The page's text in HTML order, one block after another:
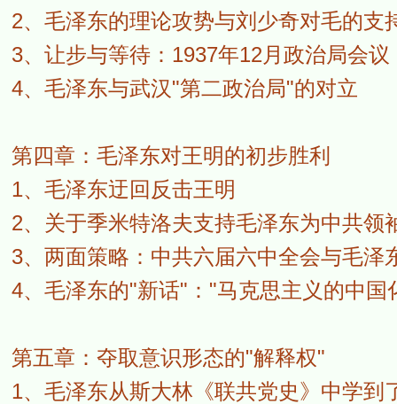
2、毛泽东的理论攻势与刘少奇对毛的支
3、让步与等待：1937年12月政治局会议
4、毛泽东与武汉"第二政治局"的对立
第四章：毛泽东对王明的初步胜利
1、毛泽东迂回反击王明
2、关于季米特洛夫支持毛泽东为中共领
3、两面策略：中共六届六中全会与毛泽
4、毛泽东的"新话"："马克思主义的中国
第五章：夺取意识形态的"解释权"
1、毛泽东从斯大林《联共党史》中学到